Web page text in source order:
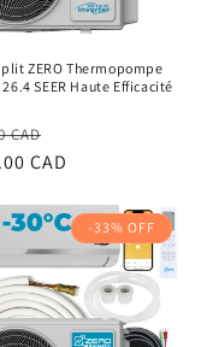
ZERO Thermopompe
SEER Haute Efficacité
CAD
promotionnel
CAD
-33% OFF